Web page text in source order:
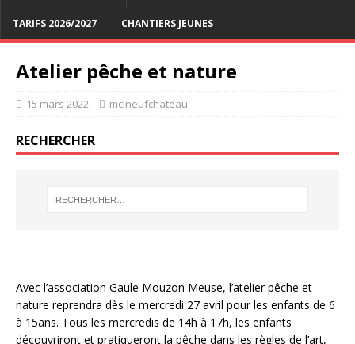
TARIFS 2026/2027 CHANTIERS JEUNES
Atelier pêche et nature
15 mars 2022 mclneufchateau
RECHERCHER
Avec l’association Gaule Mouzon Meuse, l’atelier pêche et
nature reprendra dès le mercredi 27 avril pour les enfants de 6
à 15ans. Tous les mercredis de 14h à 17h, les enfants
découvriront et pratiqueront la pêche dans les règles de l’art,